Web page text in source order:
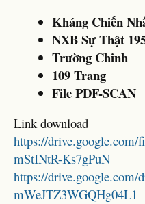
Kháng Chiến
NXB Sự Thật
Trường Chinh
109 Trang
File PDF-SCAN
Link download
https://
mStINtR-Ks7gPuN
https://drive.google.com/
mWeJTZ3WGQHg04L1